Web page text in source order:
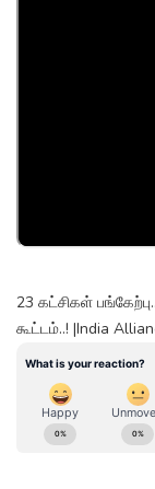
23 கட்சிகள்
கூட்டம்..! |India